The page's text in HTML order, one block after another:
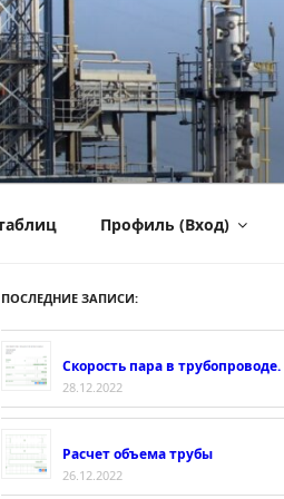
Профиль (Вход)
ПОСЛЕДНИЕ ЗАПИСИ:
Скорость пара в трубопроводе.
28.12.2022
Расчет объема трубы
26.12.2022